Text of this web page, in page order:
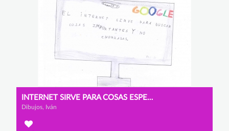
INTERNET SIRVE PARA COSAS ESPECIALES.
Dibujos, Iván